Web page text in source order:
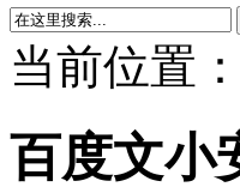
当前位置：
百度文小